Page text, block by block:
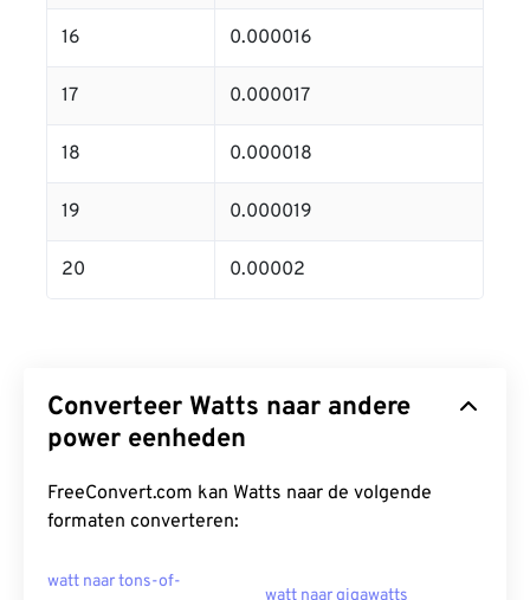
16 0.000016
17 0.000017
18 0.000018
19 0.000019
20 0.00002
Converteer Watts naar andere
power eenheden
FreeConvert.com kan Watts naar de volgende
formaten converteren:
watt naar tons-of-
watt naar gigawatts